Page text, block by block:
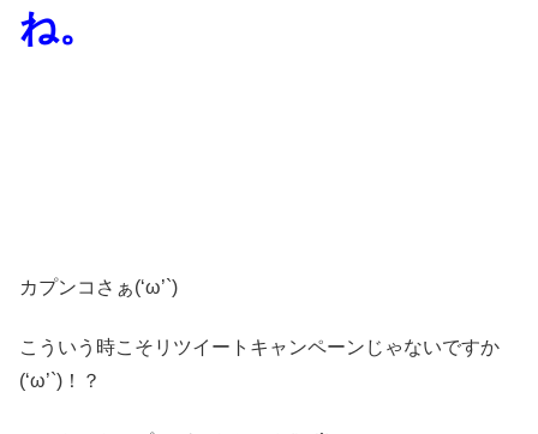
ね。
カプンコさぁ(‘ω’`)
こういう時こそリツイートキャンペーンじゃないですか
(‘ω’`)！？